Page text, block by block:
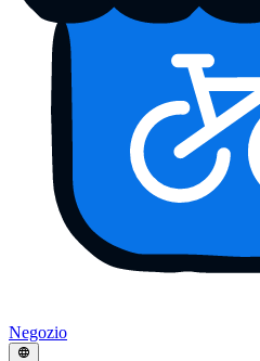
Negozio